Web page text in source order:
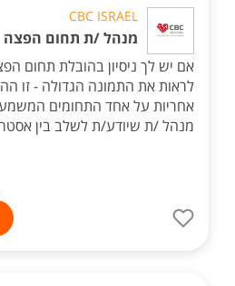
CBC ISRAEL
מנהל /ת תחום הפצה
אם יש לך ניסיון בהובלת תחום
לראות את התמונה הגדולה - זו
אחריות על אחד התחומים
מנהל /ת שיודע/ת לשלב בין